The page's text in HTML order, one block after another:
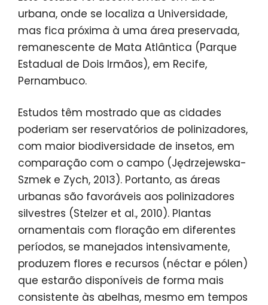
urbana, onde se localiza a Universidade,
mas fica próxima à uma área preservada,
remanescente de Mata Atlântica (Parque
Estadual de Dois Irmãos), em Recife,
Pernambuco.
Estudos têm mostrado que as cidades
poderiam ser reservatórios de polinizadores,
com maior biodiversidade de insetos, em
comparação com o campo (Jędrzejewska-
Szmek e Zych, 2013). Portanto, as áreas
urbanas são favoráveis aos polinizadores
silvestres (Stelzer et al., 2010). Plantas
ornamentais com floração em diferentes
períodos, se manejados intensivamente,
produzem flores e recursos (néctar e pólen)
que estarão disponíveis de forma mais
consistente às abelhas, mesmo em tempos